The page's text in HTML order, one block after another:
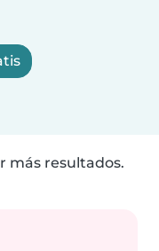
más resultados.